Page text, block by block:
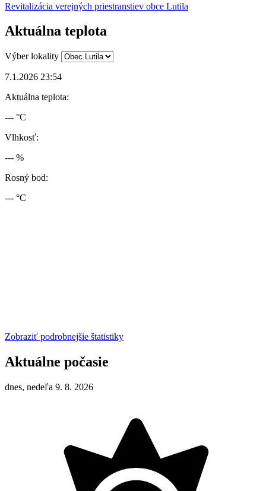
Revitalizácia verejných priestranstiev obce Lutila
Aktuálna teplota
Výber lokality
7.1.2026 23:54
Aktuálna teplota:
--- °C
Vlhkosť:
--- %
Rosný bod:
--- °C
Zobraziť podrobnejšie štatistiky
Aktuálne počasie
dnes, nedeľa 9. 8. 2026